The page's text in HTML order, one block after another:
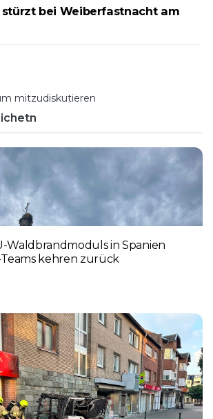
bei Weiberfastnacht am
mitzudiskutieren
Waldbrandmoduls in Spanien
kehren zurück